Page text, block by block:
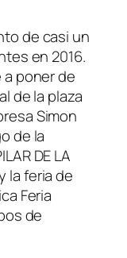
de casi un
en 2016.
poner de
de la plaza
Simon
de la
DE LA
la feria de
Feria
de